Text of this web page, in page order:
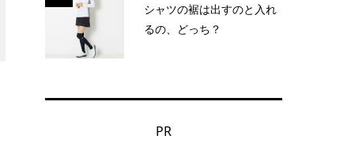
シャツの裾は出すのと入れ
るの、どっち？
PR